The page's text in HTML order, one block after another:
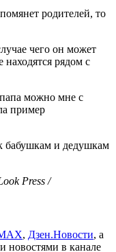
родителей, то
чего он может
находятся рядом с
можно мне с
пример
бабушкам и дедушкам
Press /
, Дзен.Новости, а
новостями в канале